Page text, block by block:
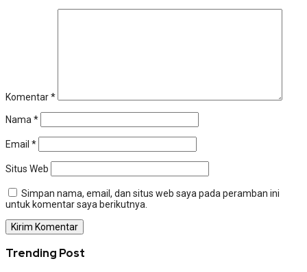
Komentar*
Nama *
Email *
Situs Web
Simpan nama, email, dan situs web saya pada peramban ini
untuk komentar saya berikutnya.
Trending Post